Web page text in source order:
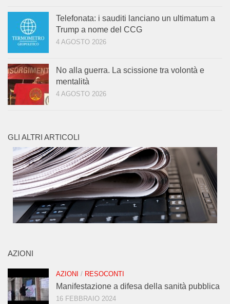
Telefonata: i sauditi lanciano un ultimatum a
Trump a nome del CCG
4 AGOSTO 2026
No alla guerra. La scissione tra volontà e
mentalità
4 AGOSTO 2026
GLI ALTRI ARTICOLI
AZIONI
AZIONI / RESOCONTI
Manifestazione a difesa della sanità pubblica
16 FEBBRAIO 2024